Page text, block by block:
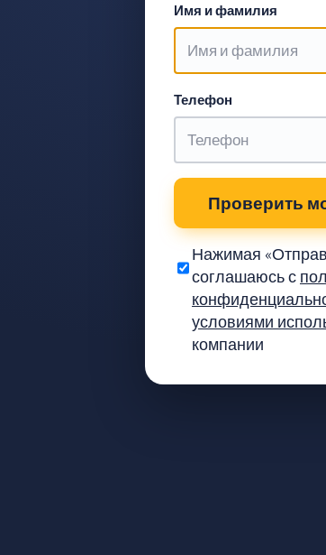
Имя и фамилия
Телефон
Проверить
Нажимая
соглашаюсь с
условиями
компании
платят и как